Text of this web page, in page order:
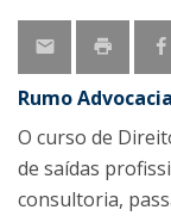
Rumo Advocacia
O curso de
de saídas
consultoria,